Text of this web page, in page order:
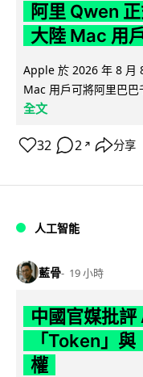
阿里 Qwen
大陸 Mac 用
Apple 於 2026 年 8 月
Mac 用戶可將阿里巴
全文
32 2 ↗ 分享
人工智能
藍骨 19 小時
中國官媒批
「Token」
權